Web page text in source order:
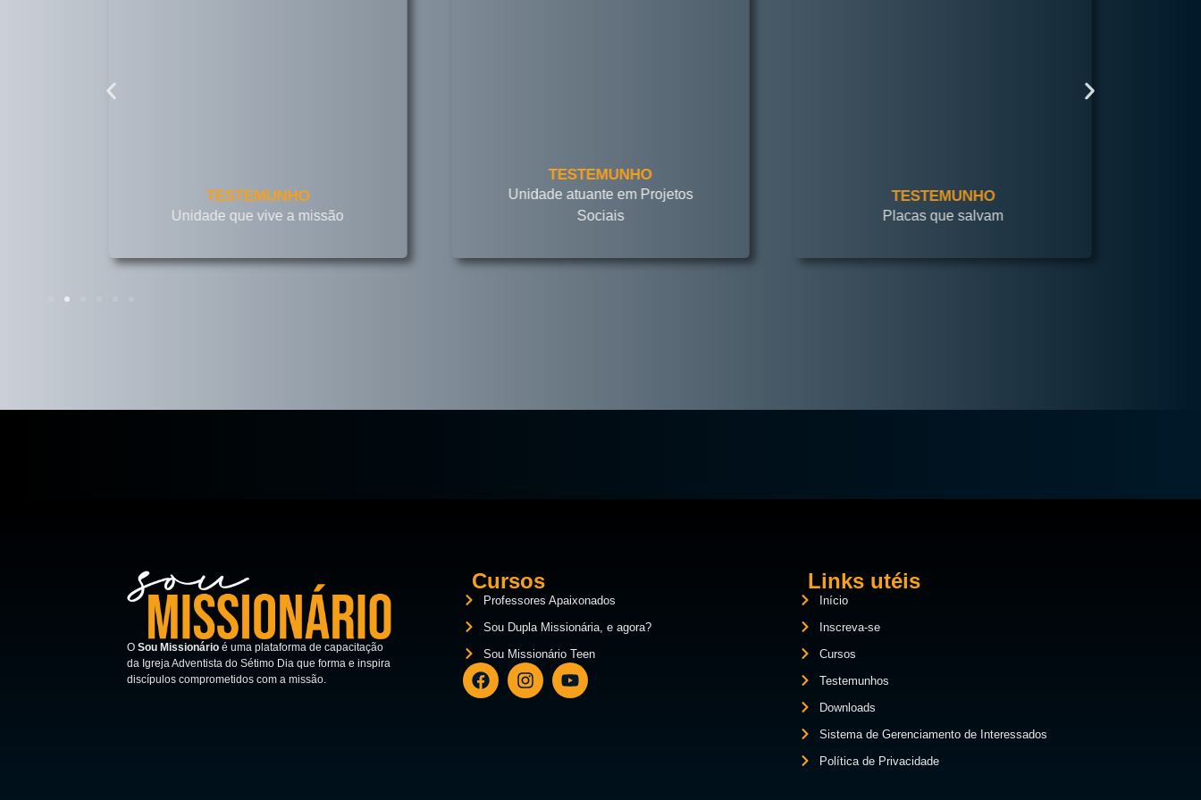
TESTEMUNHO
Unidade que vive a missão
TESTEMUNHO
Unidade atuante em Projetos
Sociais
TESTEMUNHO
Placas que salvam
O Sou Missionário é uma plataforma de capacitação
da Igreja Adventista do Sétimo Dia que forma e inspira
discípulos comprometidos com a missão.
Cursos
Professores Apaixonados
Sou Dupla Missionária, e agora?
Sou Missionário Teen
Links utéis
Início
Inscreva-se
Cursos
Testemunhos
Downloads
Sistema de Gerenciamento de Interessados
Política de Privacidade